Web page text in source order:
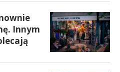
Innym